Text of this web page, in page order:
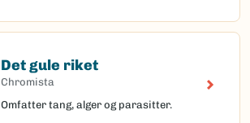
Det gule riket
Chromista
Omfatter tang, alger og parasitter.